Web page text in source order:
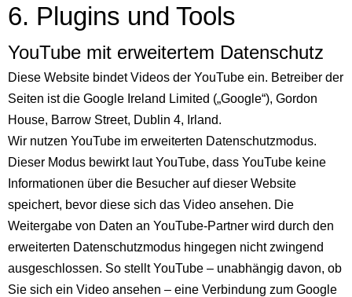
6. Plugins und Tools
YouTube mit erweitertem Datenschutz
Diese Website bindet Videos der YouTube ein. Betreiber der
Seiten ist die Google Ireland Limited („Google“), Gordon
House, Barrow Street, Dublin 4, Irland.
Wir nutzen YouTube im erweiterten Datenschutzmodus.
Dieser Modus bewirkt laut YouTube, dass YouTube keine
Informationen über die Besucher auf dieser Website
speichert, bevor diese sich das Video ansehen. Die
Weitergabe von Daten an YouTube-Partner wird durch den
erweiterten Datenschutzmodus hingegen nicht zwingend
ausgeschlossen. So stellt YouTube – unabhängig davon, ob
Sie sich ein Video ansehen – eine Verbindung zum Google